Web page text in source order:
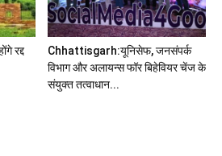
रद्द
Chhattisgarh:यूनिसेफ, जनसंपर्क
विभाग और अलायन्स फॉर बिहेवियर चेंज के
संयुक्त तत्वाधान...